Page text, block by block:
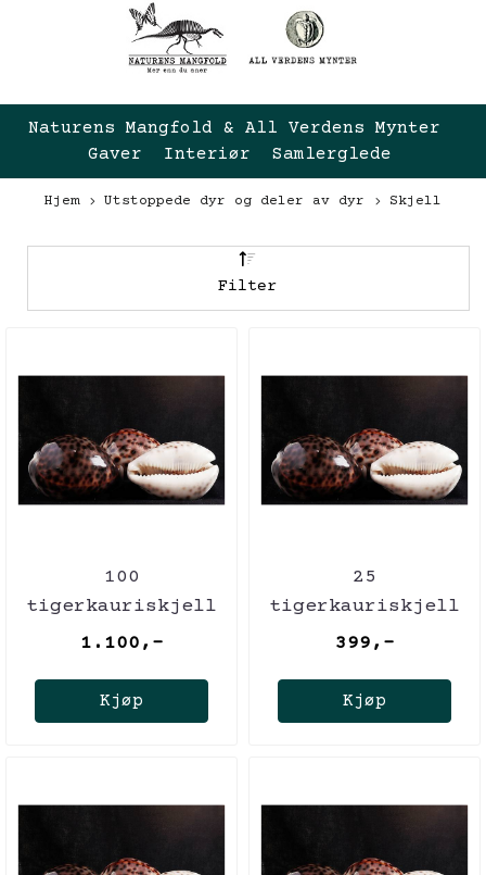
Naturens Mangfold & All Verdens Mynter 
Gaver  Interiør  Samlerglede
Hjem Utstoppede dyr og deler av dyr Skjell
Filter
100
tigerkauriskjell
1.100,-
Kjøp
25
tigerkauriskjell
399,-
Kjøp